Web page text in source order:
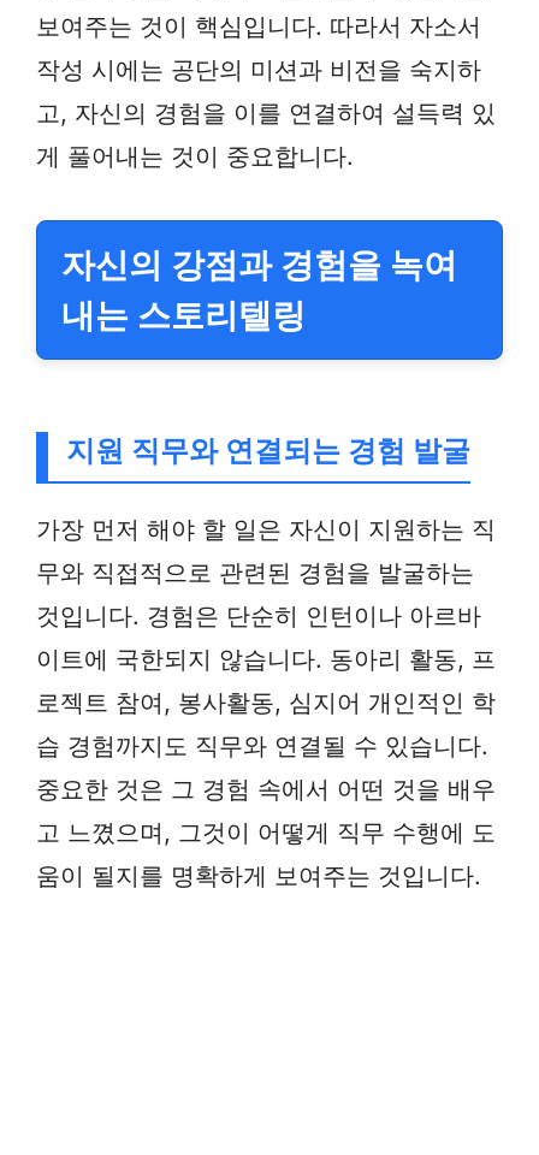
보여주는 것이 핵심입니다. 따라서 자소서
작성 시에는 공단의 미션과 비전을 숙지하
고, 자신의 경험을 이를 연결하여 설득력 있
게 풀어내는 것이 중요합니다.
자신의 강점과 경험을 녹여
내는 스토리텔링
지원 직무와 연결되는 경험 발굴
가장 먼저 해야 할 일은 자신이 지원하는 직
무와 직접적으로 관련된 경험을 발굴하는
것입니다. 경험은 단순히 인턴이나 아르바
이트에 국한되지 않습니다. 동아리 활동, 프
로젝트 참여, 봉사활동, 심지어 개인적인 학
습 경험까지도 직무와 연결될 수 있습니다.
중요한 것은 그 경험 속에서 어떤 것을 배우
고 느꼈으며, 그것이 어떻게 직무 수행에 도
움이 될지를 명확하게 보여주는 것입니다.